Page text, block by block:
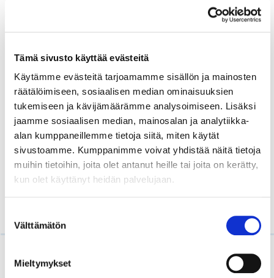
Tämä sivusto käyttää evästeitä
Käytämme evästeitä tarjoamamme sisällön ja mainosten
räätälöimiseen, sosiaalisen median ominaisuuksien
tukemiseen ja kävijämäärämme analysoimiseen. Lisäksi
jaamme sosiaalisen median, mainosalan ja analytiikka-
alan kumppaneillemme tietoja siitä, miten käytät
sivustoamme. Kumppanimme voivat yhdistää näitä tietoja
muihin tietoihin, joita olet antanut heille tai joita on kerätty,
kun olet käyttänyt heidän palvelujaan.
valinta
Välttämätön
Mieltymykset
Elinkeinoelämän ja Uudellamaalla toimivien
tulevaisuuden osaaminen vastaa työelämän tarpeisiin.
Ennakointikamari-yhteistyön kautta vahvistetaan
koulutuksen työelämävastaavuutta.
LUE LISÄÄ